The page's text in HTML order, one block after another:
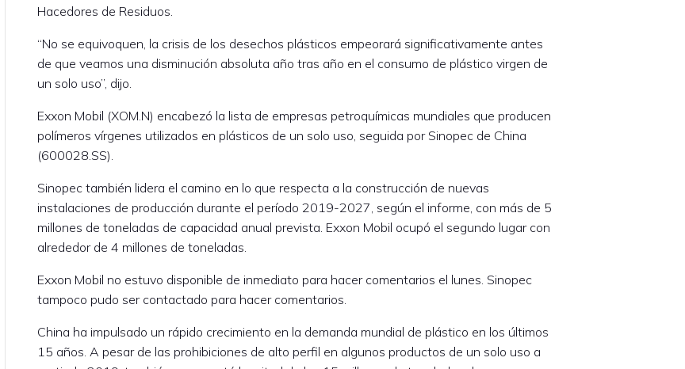
Hacedores de Residuos.
“No se equivoquen, la crisis de los desechos plásticos empeorará significativamente antes
de que veamos una disminución absoluta año tras año en el consumo de plástico virgen de
un solo uso”, dijo.
Exxon Mobil (XOM.N) encabezó la lista de empresas petroquímicas mundiales que producen
polímeros vírgenes utilizados en plásticos de un solo uso, seguida por Sinopec de China
(600028.SS).
Sinopec también lidera el camino en lo que respecta a la construcción de nuevas
instalaciones de producción durante el período 2019-2027, según el informe, con más de 5
millones de toneladas de capacidad anual prevista. Exxon Mobil ocupó el segundo lugar con
alrededor de 4 millones de toneladas.
Exxon Mobil no estuvo disponible de inmediato para hacer comentarios el lunes. Sinopec
tampoco pudo ser contactado para hacer comentarios.
China ha impulsado un rápido crecimiento en la demanda mundial de plástico en los últimos
15 años. A pesar de las prohibiciones de alto perfil en algunos productos de un solo uso a